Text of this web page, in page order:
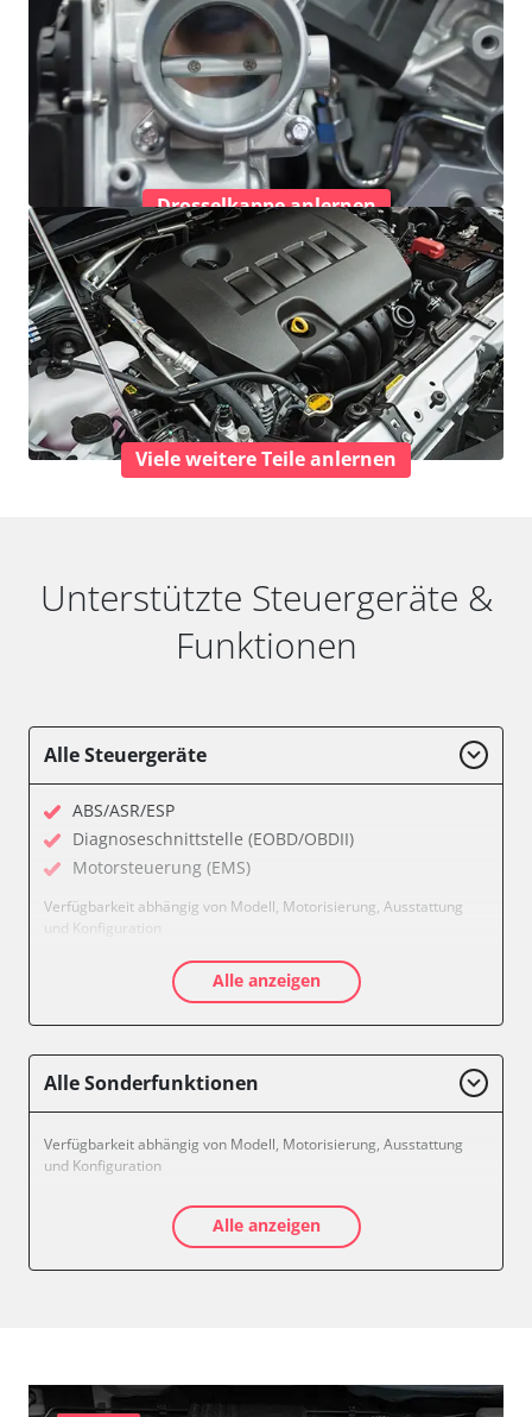
Drosselkappe anlernen
Viele weitere Teile anlernen
Unterstützte Steuergeräte &
Funktionen
Alle Steuergeräte
ABS/ASR/ESP
Diagnoseschnittstelle (EOBD/OBDII)
Motorsteuerung (EMS)
Verfügbarkeit abhängig von Modell, Motorisierung, Ausstattung
und Konfiguration
Alle anzeigen
Alle Sonderfunktionen
Verfügbarkeit abhängig von Modell, Motorisierung, Ausstattung
und Konfiguration
Alle anzeigen